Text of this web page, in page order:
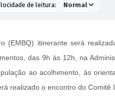
de leitura:
(EMBQ) itinerante será
das 9h às 12h, na
ao acolhimento, às
realizado o encontro do